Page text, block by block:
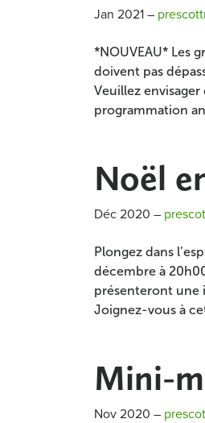
Jan 2021–
*NOUVEAU* Les
doivent pas
Veuillez
programmation
Noël
Déc 2020 –
Plongez dans
décembre à
présenteront une
Joignez-vous à
Mini-
Nov 2020 –